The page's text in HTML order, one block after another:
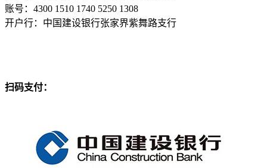
账号：4300 1510 1740 5250 1308
开户行：中国建设银行张家界紫舞路支行
扫码支付：